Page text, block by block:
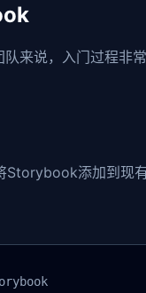
来说，入门过程非
Storybook添加到现